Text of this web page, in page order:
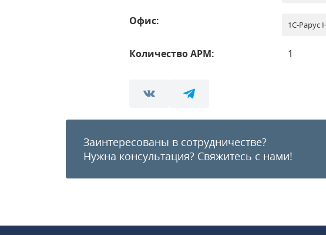
Офис: 1С-Рарус
Количество АРМ: 1
Заинтересованы в сотрудничестве?
Нужна консультация? Свяжитесь с нами!